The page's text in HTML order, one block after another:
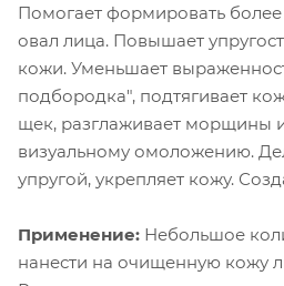
Помогает формировать
овал лица. Повышает
кожи. Уменьшает
подбородка", подтягивает
щек, разглаживает морщины
визуальному омоложению.
упругой, укрепляет кожу.
Применение: Небольшое
нанести на очищенную кожу